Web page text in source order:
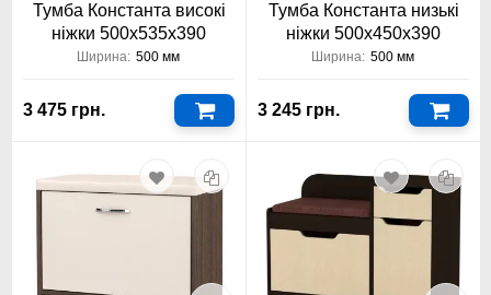
Тумба Константа високі
ніжки 500х535х390
Ширина: 500 мм
3 475 грн.
Тумба Константа низькі
ніжки 500х450х390
Ширина: 500 мм
3 245 грн.